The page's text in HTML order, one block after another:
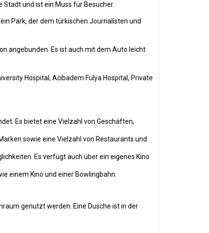
und ist ein Muss für Besucher.
Park, der dem türkischen Journalisten und
angebunden. Es ist auch mit dem Auto leicht
Hospital, Acibadem Fulya Hospital, Private
Es bietet eine Vielzahl von Geschäften,
sowie eine Vielzahl von Restaurants und
Es verfügt auch über ein eigenes Kino
einem Kino und einer Bowlingbahn.
genutzt werden. Eine Dusche ist in der